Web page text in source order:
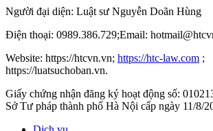
Người đại diện: Luật sư Nguyễn Doãn Hùng
Điện thoại: 0989.386.729;Email:
Website: https://htcvn.vn; https://htc-law.com ;
https://luatsuchoban.vn.
Giấy chứng nhận đăng ký hoạt động số:
Sở Tư pháp thành phố Hà Nội cấp ngày 11/8/